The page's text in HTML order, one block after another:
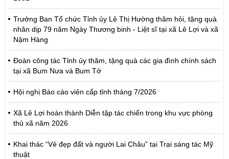
Trưởng Ban Tổ chức Tỉnh ủy Lê Thị Hường thăm hỏi, tặng quà
nhân dịp 79 năm Ngày Thương binh - Liệt sĩ tại xã Lê Lợi và xã
Nậm Hàng
Đoàn công tác Tỉnh ủy thăm, tặng quà các gia đình chính sách
tại xã Bum Nưa và Bum Tở
Hội nghị Báo cáo viên cấp tỉnh tháng 7/2026
Xã Lê Lợi hoàn thành Diễn tập tác chiến trong khu vực phòng
thủ xã năm 2026
Khai thác “Vẻ đẹp đất và người Lai Châu” tại Trại sáng tác Mỹ
thuật